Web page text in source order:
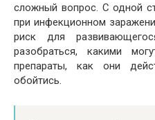
сложный вопрос. С одной
при инфекционном
риск для
разобраться, какими
препараты, как они
обойтись.